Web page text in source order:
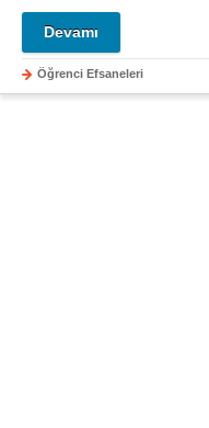
Devamı
Öğrenci Efsaneleri